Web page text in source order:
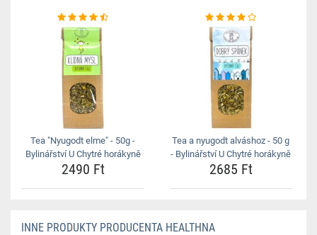
Tea "Nyugodt elme" - 50g -
Bylinářství U Chytré horákyně
2490 Ft
Tea a nyugodt alváshoz - 50 g
- Bylinářství U Chytré horákyně
2685 Ft
INNE PRODUKTY PRODUCENTA HEALTHNA